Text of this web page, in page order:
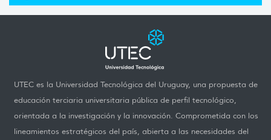
UTEC es la Universidad Tecnológica del Uruguay, una propuesta de
educación terciaria universitaria pública de perfil tecnológico,
orientada a la investigación y la innovación. Comprometida con los
lineamientos estratégicos del país, abierta a las necesidades del